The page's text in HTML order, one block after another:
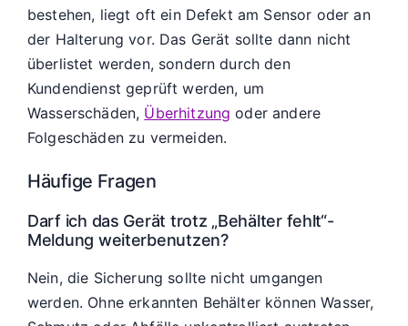
bestehen, liegt oft ein Defekt am Sensor oder an
der Halterung vor. Das Gerät sollte dann nicht
überlistet werden, sondern durch den
Kundendienst geprüft werden, um
Wasserschäden, Überhitzung oder andere
Folgeschäden zu vermeiden.
Häufige Fragen
Darf ich das Gerät trotz „Behälter fehlt“-
Meldung weiterbenutzen?
Nein, die Sicherung sollte nicht umgangen
werden. Ohne erkannten Behälter können Wasser,